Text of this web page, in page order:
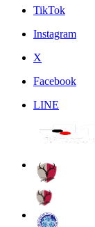
TikTok
Instagram
X
Facebook
LINE